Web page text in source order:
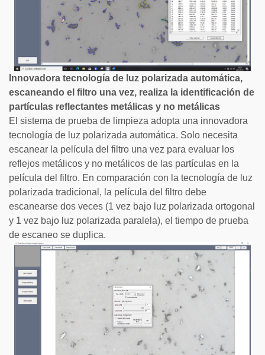
Innovadora tecnología de luz polarizada automática,
escaneando el filtro una vez, realiza la identificación de
partículas reflectantes metálicas y no metálicas
El sistema de prueba de limpieza adopta una innovadora
tecnología de luz polarizada automática. Solo necesita
escanear la película del filtro una vez para evaluar los
reflejos metálicos y no metálicos de las partículas en la
película del filtro. En comparación con la tecnología de luz
polarizada tradicional, la película del filtro debe
escanearse dos veces (1 vez bajo luz polarizada ortogonal
y 1 vez bajo luz polarizada paralela), el tiempo de prueba
de escaneo se duplica.